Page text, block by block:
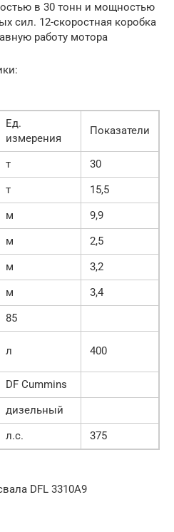
в 30 тонн и мощностью
сил. 12-скоростная коробка
работу мотора
Ед.
измерения
Показатели
т
30
т
15,5
м
9,9
м
2,5
м
3,2
м
3,4
85
л 400
DF Cummins
дизельный
л.с. 375
DFL 3310A9